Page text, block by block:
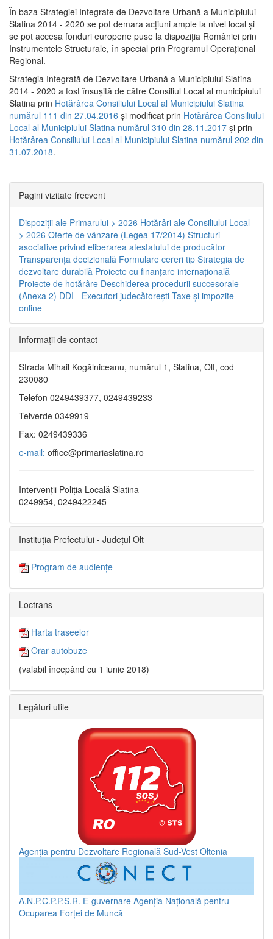
În baza Strategiei Integrate de Dezvoltare Urbană a Municipiului
Slatina 2014 - 2020 se pot demara acţiuni ample la nivel local şi
se pot accesa fonduri europene puse la dispoziţia României prin
Instrumentele Structurale, în special prin Programul Operațional
Regional.
Strategia Integrată de Dezvoltare Urbană a Municipiului Slatina
2014 - 2020 a fost însuşită de către Consiliul Local al municipiului
Slatina prin Hotărârea Consiliului Local al Municipiului Slatina
numărul 111 din 27.04.2016 și modificat prin Hotărârea Consiliului
Local al Municipiului Slatina numărul 310 din 28.11.2017 și prin
Hotărârea Consiliului Local al Municipiului Slatina numărul 202 din
31.07.2018.
Pagini vizitate frecvent
Dispoziţii ale Primarului > 2026 Hotărâri ale Consiliului Local
> 2026 Oferte de vânzare (Legea 17/2014) Structuri
asociative privind eliberarea atestatului de producător
Transparenţa decizională Formulare cereri tip Strategia de
dezvoltare durabilă Proiecte cu finanţare internaţională
Proiecte de hotărâre Deschiderea procedurii succesorale
(Anexa 2) DDI - Executori judecătorești Taxe şi impozite
online
Informaţii de contact
Strada Mihail Kogălniceanu, numărul 1, Slatina, Olt, cod
230080
Telefon 0249439377, 0249439233
Telverde 0349919
Fax: 0249439336
e-mail: office@primariaslatina.ro
Intervenții Poliția Locală Slatina
0249954, 0249422245
Instituția Prefectului - Județul Olt
Program de audiențe
Loctrans
Harta traseelor
Orar autobuze
(valabil începând cu 1 iunie 2018)
Legături utile
Agenția pentru Dezvoltare Regională Sud-Vest Oltenia
A.N.P.C.P.P.S.R. E-guvernare Agenția Națională pentru
Ocuparea Forței de Muncă